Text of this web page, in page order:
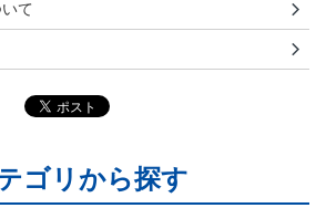
て
ゴリから探す